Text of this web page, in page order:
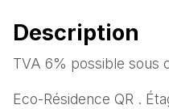
Description
TVA 6% possible sous
Eco-Résidence QR .